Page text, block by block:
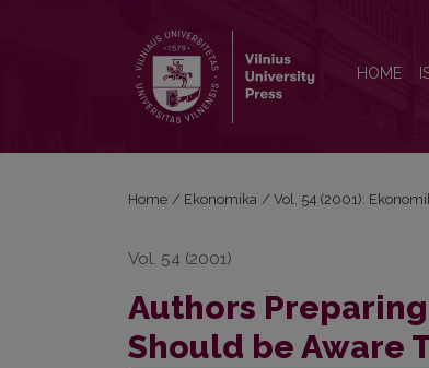
HOME
Home / Ekonomika / Vol. 54 (2001):
Vol. 54 (2001)
Authors
Should be Aware